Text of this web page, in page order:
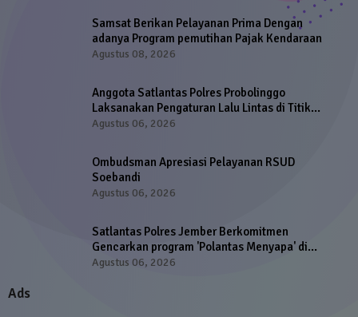
Samsat Berikan Pelayanan Prima Dengan
adanya Program pemutihan Pajak Kendaraan
Agustus 08, 2026
Anggota Satlantas Polres Probolinggo
Laksanakan Pengaturan Lalu Lintas di Titik
Strategis
Agustus 06, 2026
Ombudsman Apresiasi Pelayanan RSUD
Soebandi
Agustus 06, 2026
Satlantas Polres Jember Berkomitmen
Gencarkan program 'Polantas Menyapa' di
Samsat dan Satpas SIM
Agustus 06, 2026
Ads